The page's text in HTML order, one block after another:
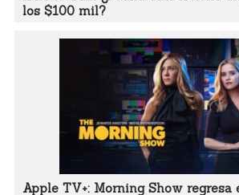
los $100 mil?
Apple TV+: Morning Show regresa